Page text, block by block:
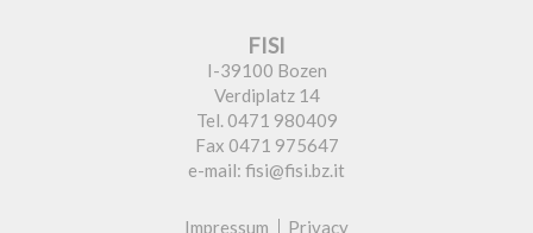
FISI
I-39100 Bozen
Verdiplatz 14
Tel. 0471 980409
Fax 0471 975647
e-mail: fisi@fisi.bz.it
Impressum Privacy